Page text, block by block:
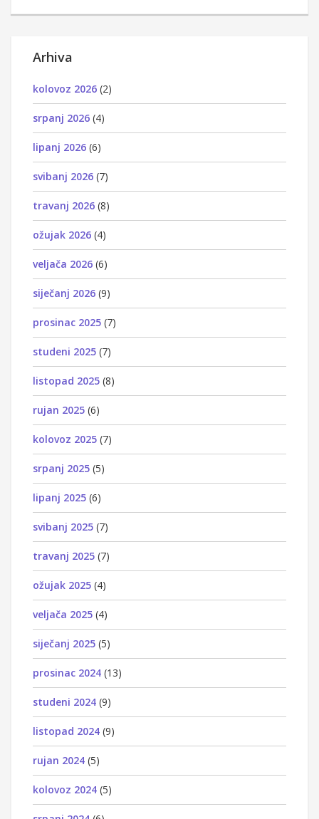
Arhiva
kolovoz 2026 (2)
srpanj 2026 (4)
lipanj 2026 (6)
svibanj 2026 (7)
travanj 2026 (8)
ožujak 2026 (4)
veljača 2026 (6)
siječanj 2026 (9)
prosinac 2025 (7)
studeni 2025 (7)
listopad 2025 (8)
rujan 2025 (6)
kolovoz 2025 (7)
srpanj 2025 (5)
lipanj 2025 (6)
svibanj 2025 (7)
travanj 2025 (7)
ožujak 2025 (4)
veljača 2025 (4)
siječanj 2025 (5)
prosinac 2024 (13)
studeni 2024 (9)
listopad 2024 (9)
rujan 2024 (5)
kolovoz 2024 (5)